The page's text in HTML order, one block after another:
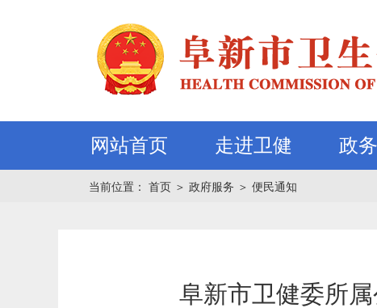
网站首页 走进卫健 政
当前位置： 首页 ＞ 政府服务 ＞ 便民通知
阜新市卫健委所